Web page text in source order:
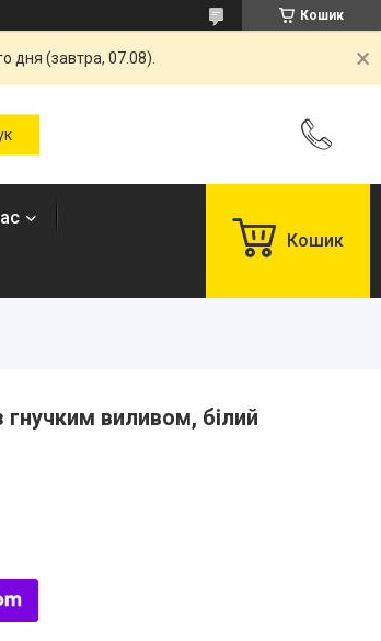
Кошик
дня (завтра, 07.08).
Кошик
гнучким виливом, білий